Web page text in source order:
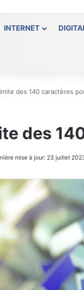
INTERNET
des 140 caractères
des
mise à jour: 23 juillet